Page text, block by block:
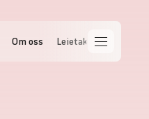
Om oss Leietakernettet